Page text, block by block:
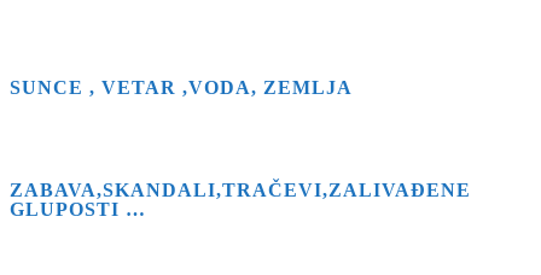
SUNCE , VETAR ,VODA, ZEMLJA
ZABAVA,SKANDALI,TRAČEVI,ZALIVAĐENE
GLUPOSTI …